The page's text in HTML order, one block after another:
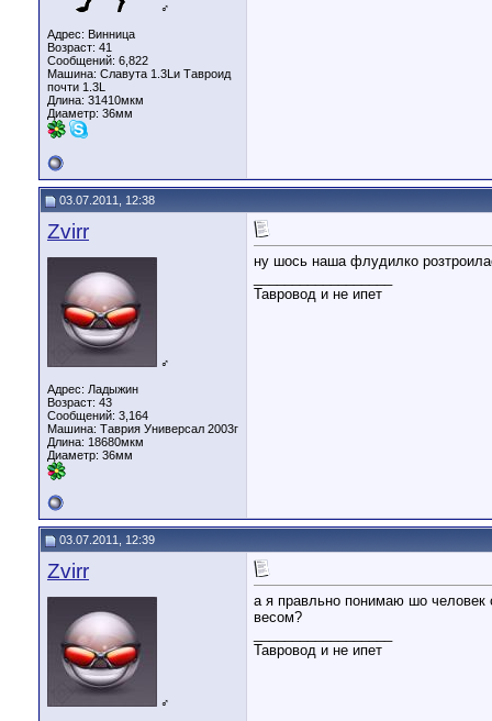
♂
Адрес: Винница
Возраст: 41
Сообщений: 6,822
Машина: Славута 1.3Lи Тавроид
почти 1.3L
Длина: 31410мкм
Диаметр: 36мм
03.07.2011, 12:38
Zvirr
♂
Адрес: Ладыжин
Возраст: 43
Сообщений: 3,164
Машина: Таврия Универсал 2003г
Длина: 18680мкм
Диаметр: 36мм
ну шось наша флудилко
Тавровод и не ипет
03.07.2011, 12:39
Zvirr
♂
а я правльно понимаю шо
весом?
Тавровод и не ипет